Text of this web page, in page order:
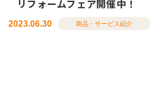
リフォームフェア開催中！
2023.06.30 商品・サービス紹介